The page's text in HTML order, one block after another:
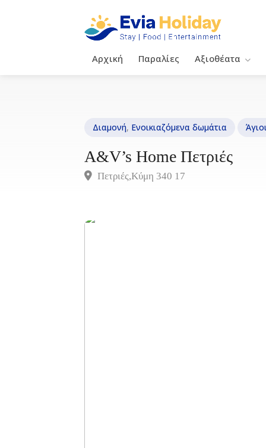
Αρχική Παραλίες Αξιοθέατα
Διαμονή, Ενοικιαζόμενα δωμάτια
A&V’s Home Πετριές
Πετριές,Κύμη 340 17